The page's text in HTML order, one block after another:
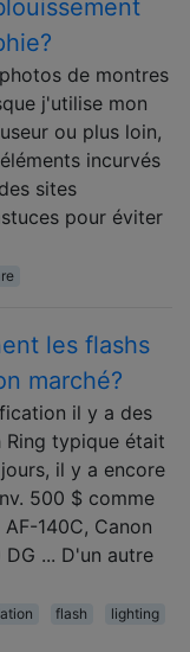
de montres
j'utilise mon
ou plus loin,
incurvés
sites
pour éviter
les flashs
marché?
il y a des
Ring typique était
il y a encore
500 $ comme
140C, Canon
DG ... D'un autre
flash
lighting